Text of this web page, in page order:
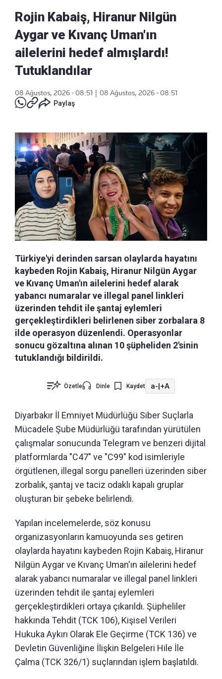
Rojin Kabaiş, Hiranur Nilgün
Aygar ve Kıvanç Uman'ın
ailelerini hedef almışlardı!
Tutuklandılar
08 Ağustos, 2026 - 08:51
08 Ağustos, 2026 - 08:51
Paylaş
Türkiye'yi derinden sarsan olaylarda hayatını
kaybeden Rojin Kabaiş, Hiranur Nilgün Aygar
ve Kıvanç Uman'ın ailelerini hedef alarak
yabancı numaralar ve illegal panel linkleri
üzerinden tehdit ile şantaj eylemleri
gerçekleştirdikleri belirlenen siber zorbalara 8
ilde operasyon düzenlendi. Operasyonlar
sonucu gözaltına alınan 10 şüpheliden 2'sinin
tutuklandığı bildirildi.
Özetle Dinle Kaydet a-|+A
Diyarbakır İl Emniyet Müdürlüğü Siber Suçlarla
Mücadele Şube Müdürlüğü tarafından yürütülen
çalışmalar sonucunda Telegram ve benzeri dijital
platformlarda "C47" ve "C99" kod isimleriyle
örgütlenen, illegal sorgu panelleri üzerinden siber
zorbalık, şantaj ve taciz odaklı kapalı gruplar
oluşturan bir şebeke belirlendi.
Yapılan incelemelerde, söz konusu
organizasyonların kamuoyunda ses getiren
olaylarda hayatını kaybeden Rojin Kabaiş, Hiranur
Nilgün Aygar ve Kıvanç Uman'ın ailelerini hedef
alarak yabancı numaralar ve illegal panel linkleri
üzerinden tehdit ile şantaj eylemleri
gerçekleştirdikleri ortaya çıkarıldı. Şüpheliler
hakkında Tehdit (TCK 106), Kişisel Verileri
Hukuka Aykırı Olarak Ele Geçirme (TCK 136) ve
Devletin Güvenliğine İlişkin Belgeleri Hile İle
Çalma (TCK 326/1) suçlarından işlem başlatıldı.